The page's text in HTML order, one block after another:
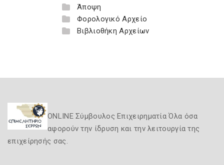
Άποψη
Φορολογικό Αρχείο
Βιβλιοθήκη Αρχείων
ONLINE Σύμβουλος Επιχειρηματία Όλα όσα
αφορούν την ίδρυση και την λειτουργία της
επιχείρησής σας.